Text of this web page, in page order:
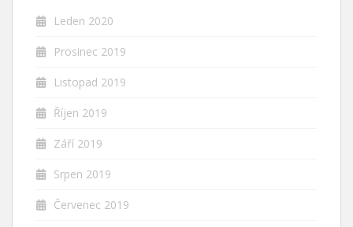
Leden 2020
Prosinec 2019
Listopad 2019
Říjen 2019
Září 2019
Srpen 2019
Červenec 2019